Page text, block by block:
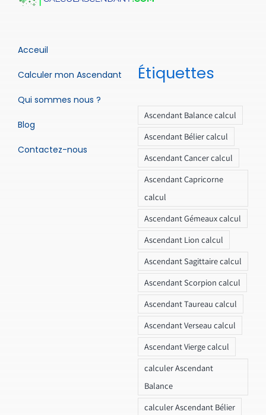
Acceuil
Calculer mon Ascendant
Qui sommes nous ?
Blog
Contactez-nous
Étiquettes
Ascendant Balance calcul
Ascendant Bélier calcul
Ascendant Cancer calcul
Ascendant Capricorne
calcul
Ascendant Gémeaux calcul
Ascendant Lion calcul
Ascendant Sagittaire calcul
Ascendant Scorpion calcul
Ascendant Taureau calcul
Ascendant Verseau calcul
Ascendant Vierge calcul
calculer Ascendant
Balance
calculer Ascendant Bélier